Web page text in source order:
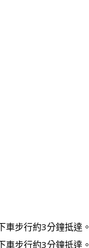
車步行約3分鐘抵達。
車步行約3分鐘抵達。